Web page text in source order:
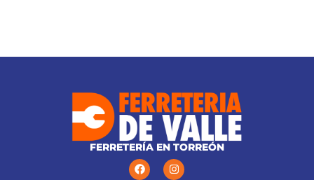
FERRETERÍA EN TORREÓN